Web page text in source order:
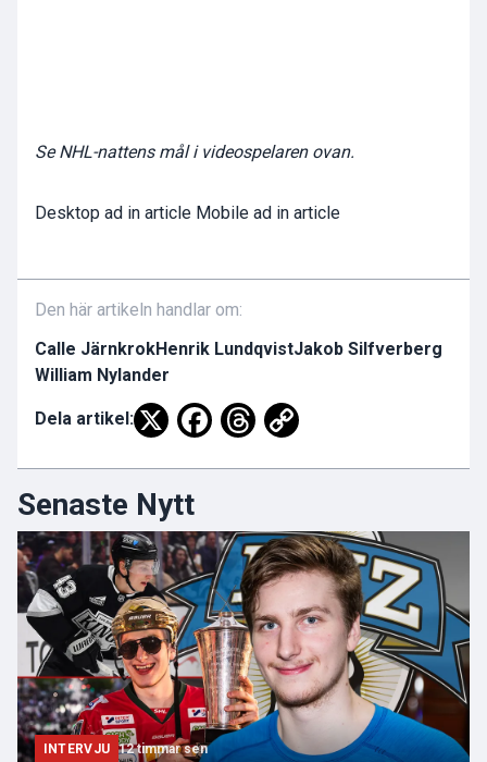
Se NHL-nattens mål i videospelaren ovan.
Desktop ad in article Mobile ad in article
Den här artikeln handlar om:
Calle JärnkrokHenrik LundqvistJakob Silfverberg
William Nylander
Dela artikel:
Senaste Nytt
INTERVJU 12 timmar sen